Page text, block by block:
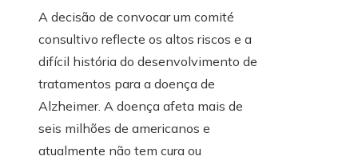
A decisão de convocar um comité
consultivo reflecte os altos riscos e a
difícil história do desenvolvimento de
tratamentos para a doença de
Alzheimer. A doença afeta mais de
seis milhões de americanos e
atualmente não tem cura ou